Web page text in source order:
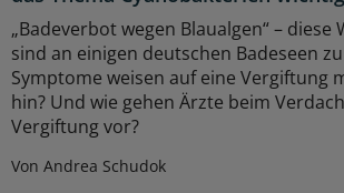
„Badeverbot wegen Blaualgen“ – diese
sind an einigen deutschen Badeseen
Symptome weisen auf eine Vergiftung
hin? Und wie gehen Ärzte beim
Vergiftung vor?
Von Andrea Schudok